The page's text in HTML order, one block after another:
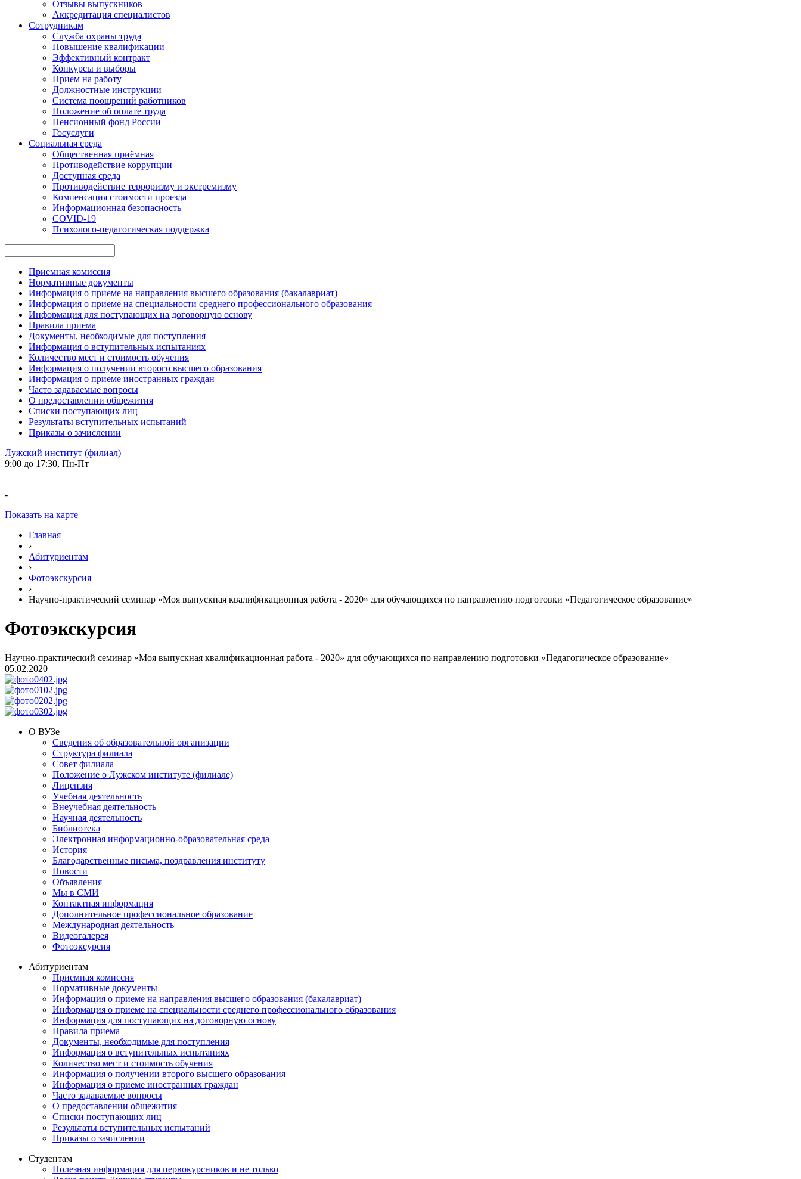
Отзывы выпускников
Аккредитация специалистов
Сотрудникам
Служба охраны труда
Повышение квалификации
Эффективный контракт
Конкурсы и выборы
Прием на работу
Должностные инструкции
Система поощрений работников
Положение об оплате труда
Пенсионный фонд России
Госуслуги
Социальная среда
Общественная приёмная
Противодействие коррупции
Доступная среда
Противодействие терроризму и экстремизму
Компенсация стоимости проезда
Информационная безопасность
COVID-19
Психолого-педагогическая поддержка
Приемная комиссия
Нормативные документы
Информация о приеме на направления высшего образования (бакалавриат)
Информация о приеме на специальности среднего профессионального образования
Информация для поступающих на договорную основу
Правила приема
Документы, необходимые для поступления
Информация о вступительных испытаниях
Количество мест и стоимость обучения
Информация о получении второго высшего образования
Информация о приеме иностранных граждан
Часто задаваемые вопросы
О предоставлении общежития
Списки поступающих лиц
Результаты вступительных испытаний
Приказы о зачислении
Лужский институт (филиал)
9:00 до 17:30, Пн-Пт
-
Показать на карте
Главная
›
Абитуриентам
›
Фотоэкскурсия
›
Научно-практический семинар «Моя выпускная квалификационная работа - 2020» для обучающихся по направлению подготовки «Педагогическое образование»
Фотоэкскурсия
Научно-практический семинар «Моя выпускная квалификационная работа - 2020» для обучающихся по направлению подготовки «Педагогическое образование»
05.02.2020
О ВУЗе
Сведения об образовательной организации
Структура филиала
Совет филиала
Положение о Лужском институте (филиале)
Лицензия
Учебная деятельность
Внеучебная деятельность
Научная деятельность
Библиотека
Электронная информационно-образовательная среда
История
Благодарственные письма, поздравления институту
Новости
Объявления
Мы в СМИ
Контактная информация
Дополнительное профессиональное образование
Международная деятельность
Видеогалерея
Фотоэксурсия
Абитуриентам
Приемная комиссия
Нормативные документы
Информация о приеме на направления высшего образования (бакалавриат)
Информация о приеме на специальности среднего профессионального образования
Информация для поступающих на договорную основу
Правила приема
Документы, необходимые для поступления
Информация о вступительных испытаниях
Количество мест и стоимость обучения
Информация о получении второго высшего образования
Информация о приеме иностранных граждан
Часто задаваемые вопросы
О предоставлении общежития
Списки поступающих лиц
Результаты вступительных испытаний
Приказы о зачислении
Студентам
Полезная информация для первокурсников и не только